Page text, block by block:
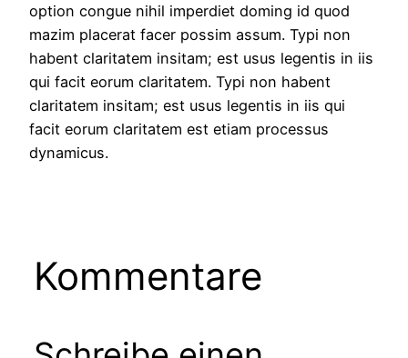
option congue nihil imperdiet doming id quod
mazim placerat facer possim assum. Typi non
habent claritatem insitam; est usus legentis in iis
qui facit eorum claritatem. Typi non habent
claritatem insitam; est usus legentis in iis qui
facit eorum claritatem est etiam processus
dynamicus.
Kommentare